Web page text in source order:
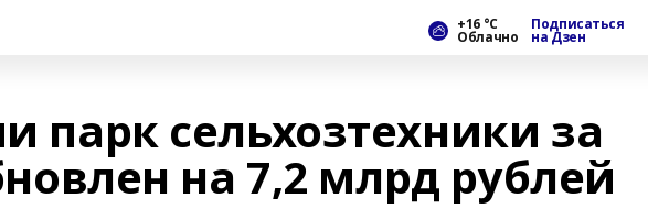
+16 °С
Облачно
Подписаться
на Дзен
парк сельхозтехники за
на 7,2 млрд рублей